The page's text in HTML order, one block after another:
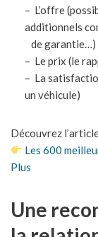
– L’offre
additionnels
de garantie…)
– Le prix (le
– La
un véhicule)
Découvrez
Les 600
Plus
Une